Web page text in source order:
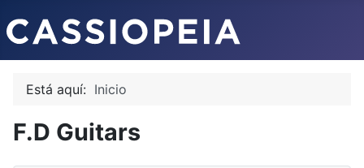
Está aquí: Inicio
F.D Guitars